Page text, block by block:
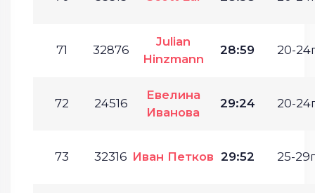
71 32876
Julian
Hinzmann
28:59 20-
72 24516
Евелина
Иванова
29:24 20-
73 32316 Иван Петков 29:52 25-